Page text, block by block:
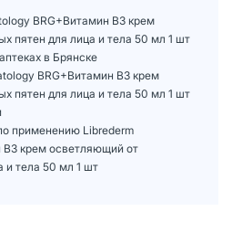
BRG+Витамин В3 крем
пятен для лица и тела 50 мл 1 шт
в Брянске
BRG+Витамин В3 крем
пятен для лица и тела 50 мл 1 шт
применению Librederm
В3 крем осветляющий от
и тела 50 мл 1 шт